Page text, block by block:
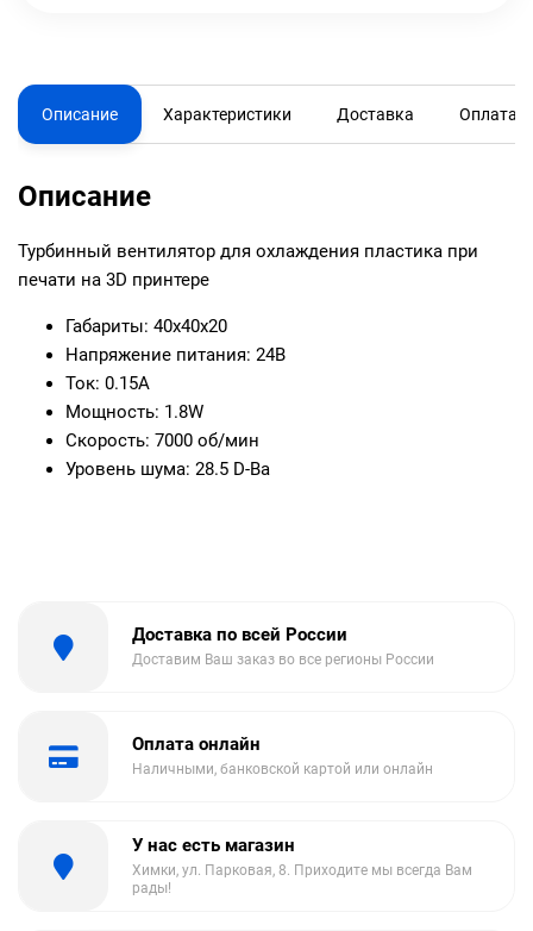
Описание Характеристики Доставка Оплата
Описание
Турбинный вентилятор для охлаждения пластика при
печати на 3D принтере
Габариты: 40x40x20
Напряжение питания: 24В
Ток: 0.15A
Мощность: 1.8W
Скорость: 7000 об/мин
Уровень шума: 28.5 D-Ba
Доставка по всей России
Доставим Ваш заказ во все регионы России
Оплата онлайн
Наличными, банковской картой или онлайн
У нас есть магазин
Химки, ул. Парковая, 8. Приходите мы всегда Вам
рады!